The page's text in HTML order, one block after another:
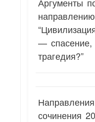
направлению
—
трагедия?”
сочинения